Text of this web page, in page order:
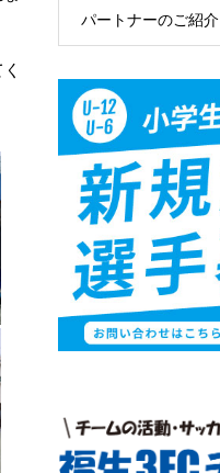
パートナーのご紹介